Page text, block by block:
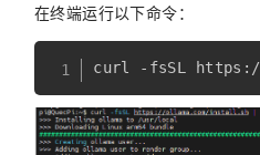
在终端运行以下命令：